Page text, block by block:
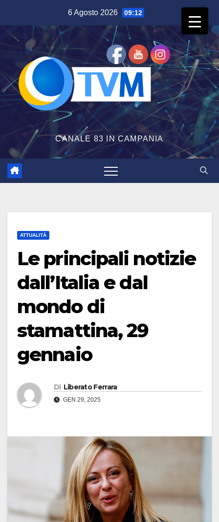
contenuto
6 Agosto 2026 09:12
CANALE 83 IN CAMPANIA
ATTUALITÀ
Le principali notizie
dall’Italia e dal
mondo di
stamattina, 29
gennaio
Di Liberato Ferrara
GEN 29, 2025